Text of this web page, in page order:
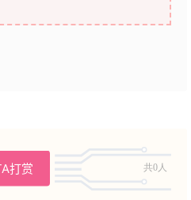
打赏 共0人